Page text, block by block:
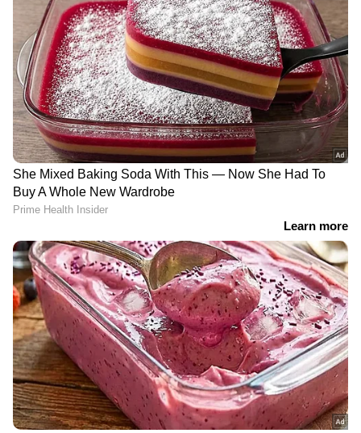
v=Ko18SgceYX8
RECOMMENDED STORIES
നീണ്ടകരയിൽ
മത്സ്യത്തൊഴിലാളിയെ
കാണാതായ സംഭവം:
ഗൗതത്തെ കാണാതായിട്ട്
എട്ടാം ദിവസം; ഇന്ന്
പ്രളയക്കെടുതിക്കിടയിലും
കെഎസ്ഇബിക്ക്
ആശ്വാസം;
അണക്കെട്ടുകളിൽ
ജലനിരപ്പ് ഉയര്‍ന്നു,